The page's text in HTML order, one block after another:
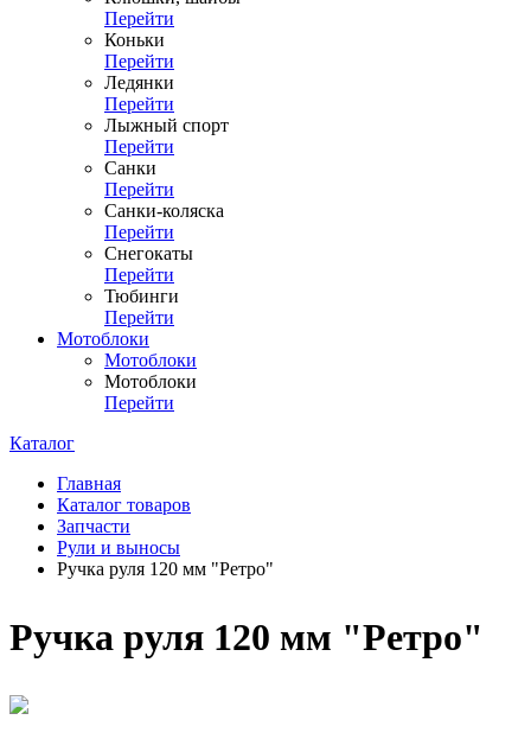
Перейти
Коньки
Перейти
Ледянки
Перейти
Лыжный спорт
Перейти
Санки
Перейти
Санки-коляска
Перейти
Снегокаты
Перейти
Тюбинги
Перейти
Мотоблоки
Мотоблоки
Мотоблоки
Перейти
Каталог
Главная
Каталог товаров
Запчасти
Рули и выносы
Ручка руля 120 мм "Ретро"
Ручка руля 120 мм "Ретро"